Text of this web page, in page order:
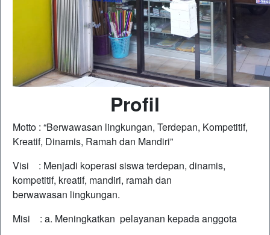
Profil
Motto : “Berwawasan lingkungan, Terdepan, Kompetitif,
Kreatif, Dinamis, Ramah dan Mandiri”
Visi : Menjadi koperasi siswa terdepan, dinamis,
kompetitif, kreatif, mandiri, ramah dan
berwawasan lingkungan.
Misi : a. Meningkatkan pelayanan kepada anggota